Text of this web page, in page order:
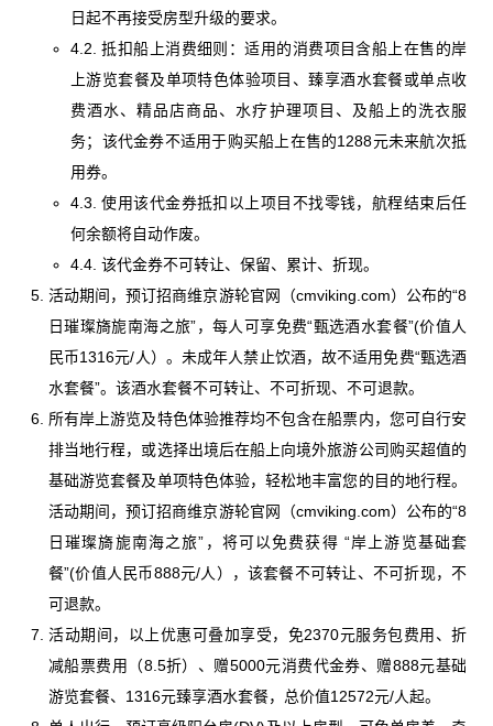
日起不再接受房型升级的要求。
4.2. 抵扣船上消费细则：适用的消费项目含船上在售的岸
上游览套餐及单项特色体验项目、臻享酒水套餐或单点收
费酒水、精品店商品、水疗护理项目、及船上的洗衣服
务；该代金券不适用于购买船上在售的1288元未来航次抵
用券。
4.3. 使用该代金券抵扣以上项目不找零钱，航程结束后任
何余额将自动作废。
4.4. 该代金券不可转让、保留、累计、折现。
活动期间，预订招商维京游轮官网（cmviking.com）公布的“8
日璀璨旖旎南海之旅”，每人可享免费“甄选酒水套餐”(价值人
民币1316元/人）。未成年人禁止饮酒，故不适用免费“甄选酒
水套餐”。该酒水套餐不可转让、不可折现、不可退款。
所有岸上游览及特色体验推荐均不包含在船票内，您可自行安
排当地行程，或选择出境后在船上向境外旅游公司购买超值的
基础游览套餐及单项特色体验，轻松地丰富您的目的地行程。
活动期间，预订招商维京游轮官网（cmviking.com）公布的“8
日璀璨旖旎南海之旅”，将可以免费获得 “岸上游览基础套
餐”(价值人民币888元/人），该套餐不可转让、不可折现，不
可退款。
活动期间，以上优惠可叠加享受，免2370元服务包费用、折
减船票费用（8.5折）、赠5000元消费代金券、赠888元基础
游览套餐、1316元臻享酒水套餐，总价值12572元/人起。